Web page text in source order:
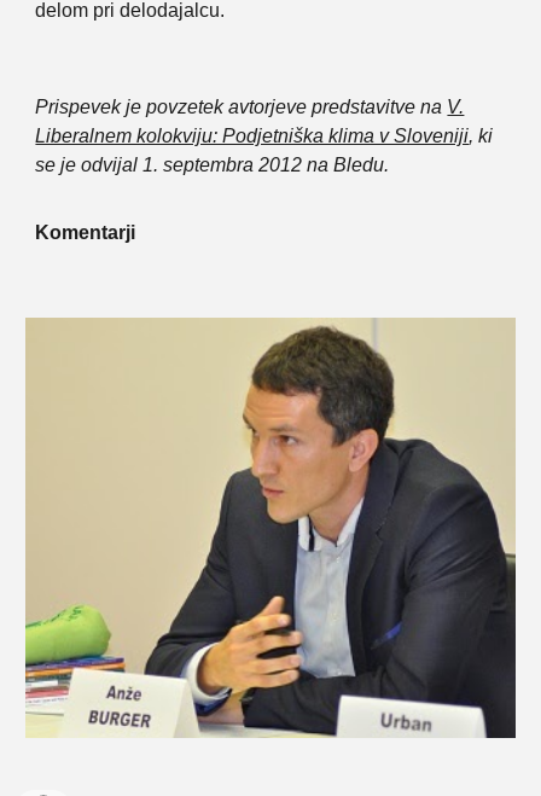
delom pri delodajalcu.
Prispevek je povzetek avtorjeve predstavitve na V.
Liberalnem kolokviju: Podjetniška klima v Sloveniji, ki
se je odvijal 1. septembra 2012 na Bledu.
Komentarji